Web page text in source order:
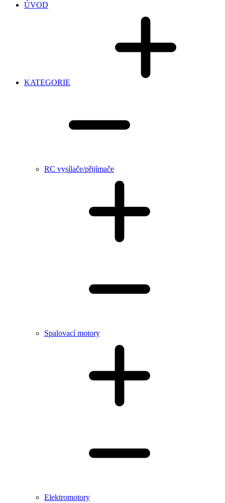
ÚVOD
KATEGORIE
RC vysílače/přijímače
Spalovací motory
Elektromotory